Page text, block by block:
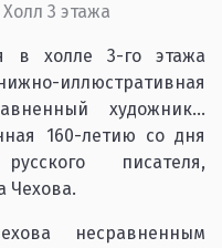
Холл 3 этажа
холле 3-го этажа
иллюстративная
художник…
160-летию со дня
писателя,
Чехова.
несравненным